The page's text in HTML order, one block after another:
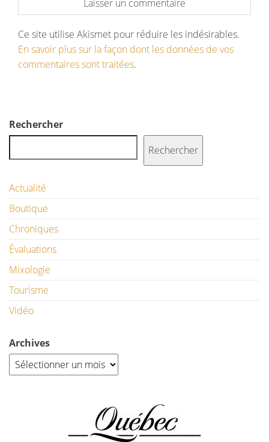
Ce site utilise Akismet pour réduire les indésirables.
En savoir plus sur la façon dont les données de vos
commentaires sont traitées.
Rechercher
Rechercher
Actualité
Boutique
Chroniques
Évaluations
Mixologie
Tourisme
Vidéo
Archives